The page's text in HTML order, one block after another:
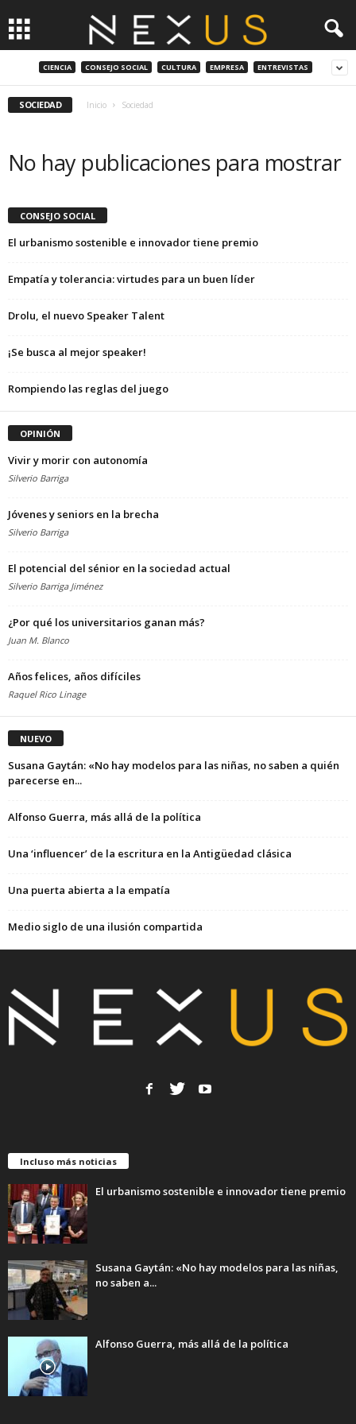
CIENCIA CONSEJO SOCIAL CULTURA EMPRESA ENTREVISTAS
SOCIEDAD Inicio Sociedad
No hay publicaciones para mostrar
CONSEJO SOCIAL
El urbanismo sostenible e innovador tiene premio
Empatía y tolerancia: virtudes para un buen líder
Drolu, el nuevo Speaker Talent
¡Se busca al mejor speaker!
Rompiendo las reglas del juego
OPINIÓN
Vivir y morir con autonomía
Silverio Barriga
Jóvenes y seniors en la brecha
Silverio Barriga
El potencial del sénior en la sociedad actual
Silverio Barriga Jiménez
¿Por qué los universitarios ganan más?
Juan M. Blanco
Años felices, años difíciles
Raquel Rico Linage
NUEVO
Susana Gaytán: «No hay modelos para las niñas, no saben a quién
parecerse en...
Alfonso Guerra, más allá de la política
Una ‘influencer’ de la escritura en la Antigüedad clásica
Una puerta abierta a la empatía
Medio siglo de una ilusión compartida
Incluso más noticias
El urbanismo sostenible e innovador tiene premio
Susana Gaytán: «No hay modelos para las niñas,
no saben a...
Alfonso Guerra, más allá de la política